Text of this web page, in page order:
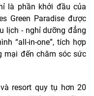
là phần khởi đầu của
Green Paradise được
lịch - nghỉ dưỡng đẳng
“all-in-one”, tích hợp
mại đến chăm sóc sức
resort quy tụ hơn 20